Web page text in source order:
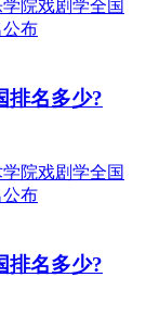
排名多少?
排名多少?